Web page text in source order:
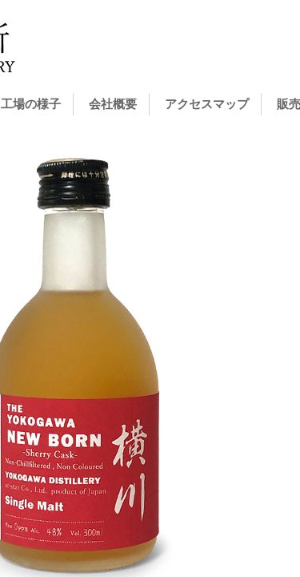
場の様子 会社概要 アクセスマップ 販